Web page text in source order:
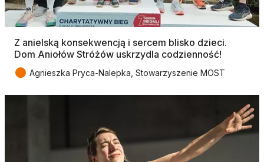
Z anielską konsekwencją i sercem blisko dzieci.
Dom Aniołów Stróżów uskrzydla codzienność!
● Agnieszka Pryca-Nalepka, Stowarzyszenie MOST